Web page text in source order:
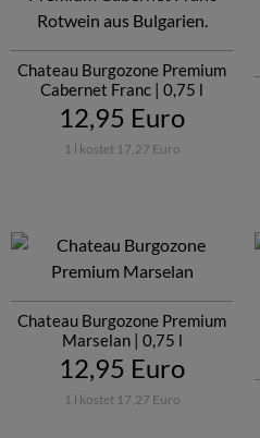
Chateau Burgozone Premium
Cabernet Franc | 0,75 l
12,95 Euro
1 l kostet 17,27 Euro
Chateau Burgozone Premium
Marselan | 0,75 l
12,95 Euro
1 l kostet 17,27 Euro